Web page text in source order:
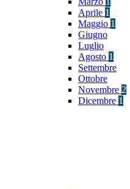
Aprile 1
Maggio 1
Giugno
Luglio
Agosto 1
Settembre
Ottobre
Novembre 2
Dicembre 1